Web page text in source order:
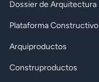
Dossier de Arquitectura
Plataforma Constructivo
Arquiproductos
Construproductos